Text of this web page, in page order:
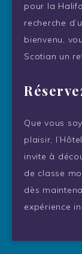
pour la
recherche
bienvenu,
Scotian un
Que vous
plaisir,
invite à
de classe
dès
expérience